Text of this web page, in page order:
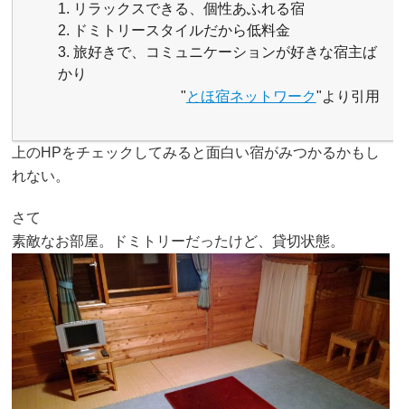
リラックスできる、個性あふれる宿
ドミトリースタイルだから低料金
旅好きで、コミュニケーションが好きな宿主ば
かり
"とほ宿ネットワーク"より引用
上のHPをチェックしてみると面白い宿がみつかるかもし
れない。
さて
素敵なお部屋。ドミトリーだったけど、貸切状態。